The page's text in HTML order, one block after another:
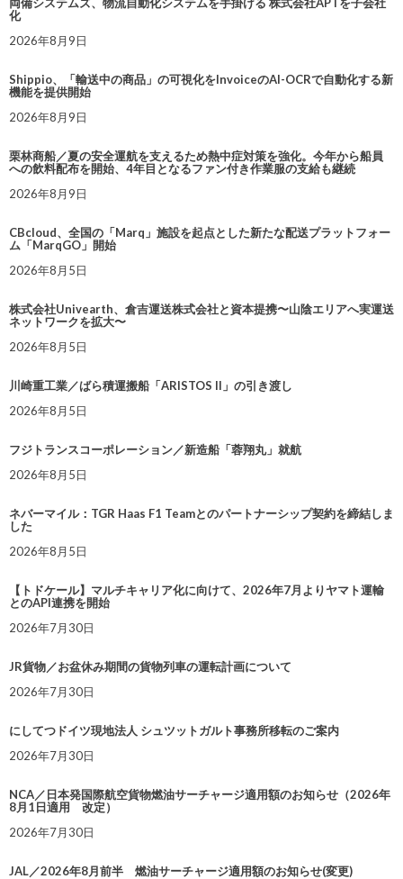
化
2026年8月9日
Shippio、「輸送中の商品」の可視化をInvoiceのAI-OCRで自動化する新
機能を提供開始
2026年8月9日
栗林商船／夏の安全運航を支えるため熱中症対策を強化。今年から船員
への飲料配布を開始、4年目となるファン付き作業服の支給も継続
2026年8月9日
CBcloud、全国の「Marq」施設を起点とした新たな配送プラットフォー
ム「MarqGO」開始
2026年8月5日
株式会社Univearth、倉吉運送株式会社と資本提携〜山陰エリアへ実運送
ネットワークを拡大〜
2026年8月5日
川崎重工業／ばら積運搬船「ARISTOS II」の引き渡し
2026年8月5日
フジトランスコーポレーション／新造船「蓉翔丸」就航
2026年8月5日
ネバーマイル：TGR Haas F1 Teamとのパートナーシップ契約を締結しま
した
2026年8月5日
【トドケール】マルチキャリア化に向けて、2026年7月よりヤマト運輸
とのAPI連携を開始
2026年7月30日
JR貨物／お盆休み期間の貨物列車の運転計画について
2026年7月30日
にしてつドイツ現地法人 シュツットガルト事務所移転のご案内
2026年7月30日
NCA／日本発国際航空貨物燃油サーチャージ適用額のお知らせ（2026年
8月1日適用 改定）
2026年7月30日
JAL／2026年8月前半 燃油サーチャージ適用額のお知らせ(変更)